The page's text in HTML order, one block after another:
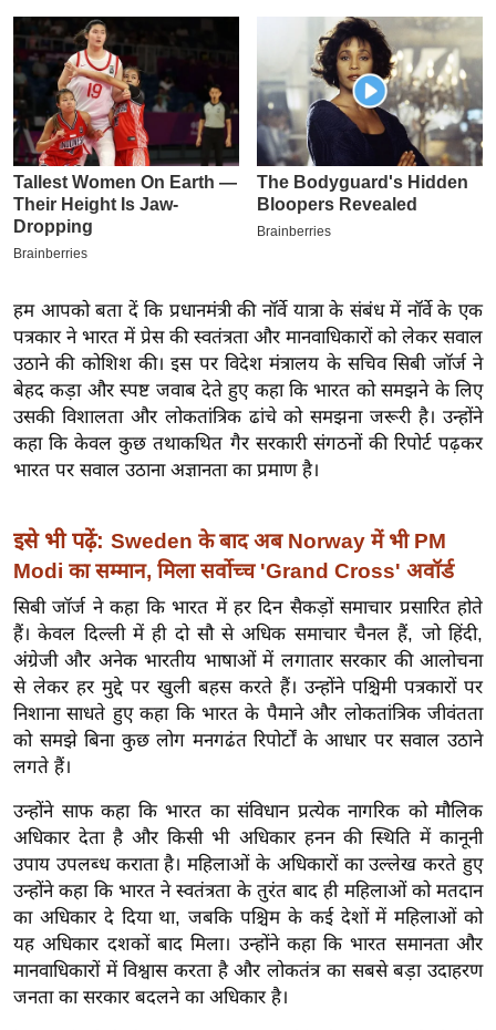
इ
म
ई
-
पे
प
र
मि
बे
मि
सा
ल
श
य
त
यं
ग
इं
डि
या
सा
हि
त्य
ज
ग
त
ऑ
टो
व
र्ल्ड
हम आपको बता दें कि प्रधानमंत्री की नॉर्वे यात्रा के संबंध में नॉर्वे के एक
पत्रकार ने भारत में प्रेस की स्वतंत्रता और मानवाधिकारों को लेकर सवाल
उठाने की कोशिश की। इस पर विदेश मंत्रालय के सचिव सिबी जॉर्ज ने
बेहद कड़ा और स्पष्ट जवाब देते हुए कहा कि भारत को समझने के लिए
उसकी विशालता और लोकतांत्रिक ढांचे को समझना जरूरी है। उन्होंने
कहा कि केवल कुछ तथाकथित गैर सरकारी संगठनों की रिपोर्ट पढ़कर
भारत पर सवाल उठाना अज्ञानता का प्रमाण है।
इसे भी पढ़ें: Sweden के बाद अब Norway में भी PM
Modi का सम्मान, मिला सर्वोच्च 'Grand Cross' अवॉर्ड
सिबी जॉर्ज ने कहा कि भारत में हर दिन सैकड़ों समाचार प्रसारित होते
हैं। केवल दिल्ली में ही दो सौ से अधिक समाचार चैनल हैं, जो हिंदी,
अंग्रेजी और अनेक भारतीय भाषाओं में लगातार सरकार की आलोचना
से लेकर हर मुद्दे पर खुली बहस करते हैं। उन्होंने पश्चिमी पत्रकारों पर
निशाना साधते हुए कहा कि भारत के पैमाने और लोकतांत्रिक जीवंतता
को समझे बिना कुछ लोग मनगढंत रिपोर्टों के आधार पर सवाल उठाने
लगते हैं।
उन्होंने साफ कहा कि भारत का संविधान प्रत्येक नागरिक को मौलिक
अधिकार देता है और किसी भी अधिकार हनन की स्थिति में कानूनी
उपाय उपलब्ध कराता है। महिलाओं के अधिकारों का उल्लेख करते हुए
उन्होंने कहा कि भारत ने स्वतंत्रता के तुरंत बाद ही महिलाओं को मतदान
का अधिकार दे दिया था, जबकि पश्चिम के कई देशों में महिलाओं को
यह अधिकार दशकों बाद मिला। उन्होंने कहा कि भारत समानता और
मानवाधिकारों में विश्वास करता है और लोकतंत्र का सबसे बड़ा उदाहरण
जनता का सरकार बदलने का अधिकार है।